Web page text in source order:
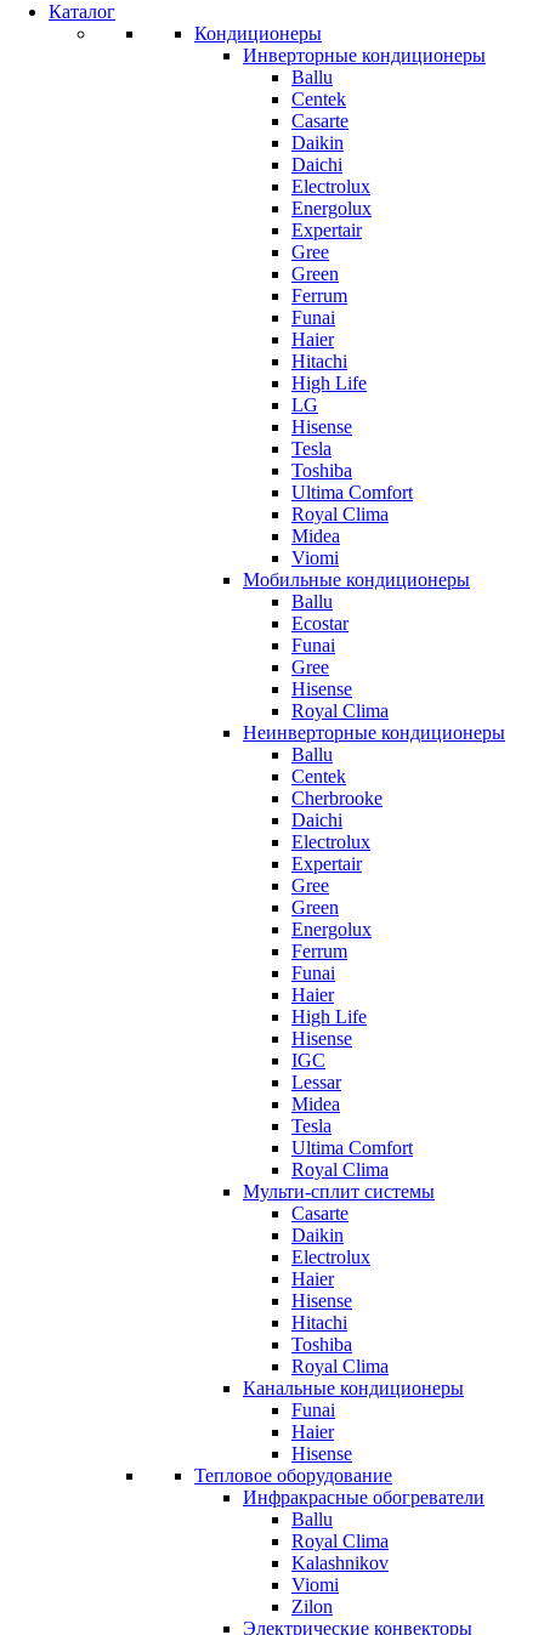
Каталог
Кондиционеры
Инверторные кондиционеры
Ballu
Centek
Casarte
Daikin
Daichi
Electrolux
Energolux
Expertair
Gree
Green
Ferrum
Funai
Haier
Hitachi
High Life
LG
Hisense
Tesla
Toshiba
Ultima Comfort
Royal Clima
Midea
Viomi
Мобильные кондиционеры
Ballu
Ecostar
Funai
Gree
Hisense
Royal Clima
Неинверторные кондиционеры
Ballu
Centek
Cherbrooke
Daichi
Electrolux
Expertair
Gree
Green
Energolux
Ferrum
Funai
Haier
High Life
Hisense
IGC
Lessar
Midea
Tesla
Ultima Comfort
Royal Clima
Мульти-сплит системы
Casarte
Daikin
Electrolux
Haier
Hisense
Hitachi
Toshiba
Royal Clima
Канальные кондиционеры
Funai
Haier
Hisense
Тепловое оборудование
Инфракрасные обогреватели
Ballu
Royal Clima
Kalashnikov
Viomi
Zilon
Электрические конвекторы